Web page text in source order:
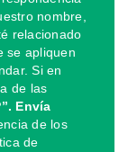
nombre,
relacionado
se apliquen
Si en
de las
Envía
de los
de